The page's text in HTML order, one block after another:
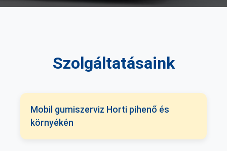
Szolgáltatásaink
Mobil gumiszerviz Horti pihenő és
környékén